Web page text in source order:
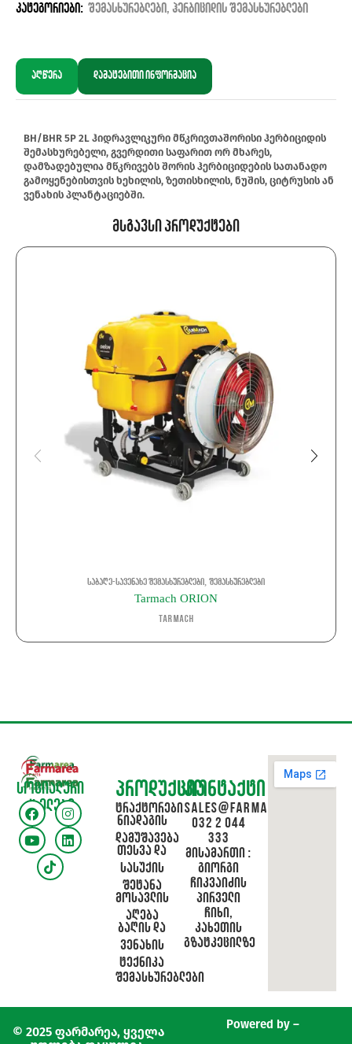
კატეგორიები: შემასხურებლები, ჰერბიციდის შემასხურებლები
აღწერა დამატებითი ინფორმაცია
BH/BHR 5P 2L ჰიდრავლიკური მწკრივთაშორისი ჰერბიციდის
შემასხურებელი, გვერდითი საფარით ორ მხარეს,
დამზადებულია მწკრივებს შორის ჰერბიციდების სათანადო
გამოყენებისთვის ხეხილის, ზეთისხილის, ნუშის, ციტრუსის ან
ვენახის პლანტაციებში.
Მსგავსი Პროდუქტები
საბაღე-სავენახე შემასხურებლები შემასხურებლები
Tarmach ORION
Tarmach
სოციალური
ქსელები
პროდუქცია
ტრაქტორები
ნიადაგის
დამუშავება
თესვა და
სასუქის
შეტანა
მოსავლის
აღება
ბაღის და
ვენახის
ტექნიკა
შემასხურებლები
კონტაქტი
sales@farmarea.ge
032 2 044
333
მისამართი :
გიორგი
ჩიკვაიძის
პირველი
ჩიხი,
კახეთის
გზატკეცილზე
© 2025 ფარმარეა, ყველა
Powered by –